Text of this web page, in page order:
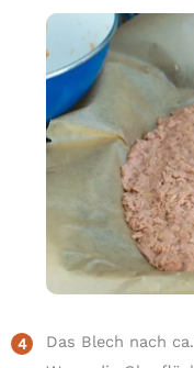
Das Blech nach